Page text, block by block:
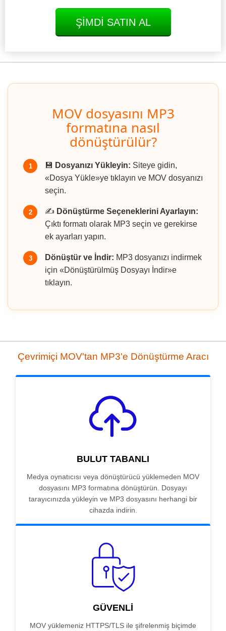
ŞIMDI SATIN AL
MOV dosyasını MP3
formatına nasıl
dönüştürülür?
1 💾 Dosyanızı Yükleyin: Siteye gidin,
«Dosya Yükle»ye tıklayın ve MOV dosyanızı
seçin.
2 ✍️ Dönüştürme Seçeneklerini Ayarlayın:
Çıktı formatı olarak MP3 seçin ve gerekirse
ek ayarları yapın.
3 Dönüştür ve İndir: MP3 dosyanızı indirmek
için «Dönüştürülmüş Dosyayı İndir»e
tıklayın.
Çevrimiçi MOV'tan MP3'e Dönüştürme Aracı
BULUT TABANLI
Medya oynatıcısı veya dönüştürücü yüklemeden MOV
dosyasını MP3 formatına dönüştürün. Dosyayı
tarayıcınızda yükleyin ve MP3 dosyasını herhangi bir
cihazda indirin.
GÜVENLI
MOV yüklemeniz HTTPS/TLS ile şifrelenmiş biçimde